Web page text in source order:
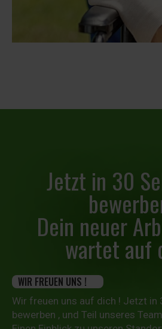
Jetzt in 30
Dein neuer
wartet auf
WIR FREUEN UNS !
Wir freuen uns auf dich ! Jetzt in
bewerben , und Teil unseres